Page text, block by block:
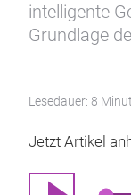
intelligente
Grundlage
Lesedauer: 8
Jetzt Artikel